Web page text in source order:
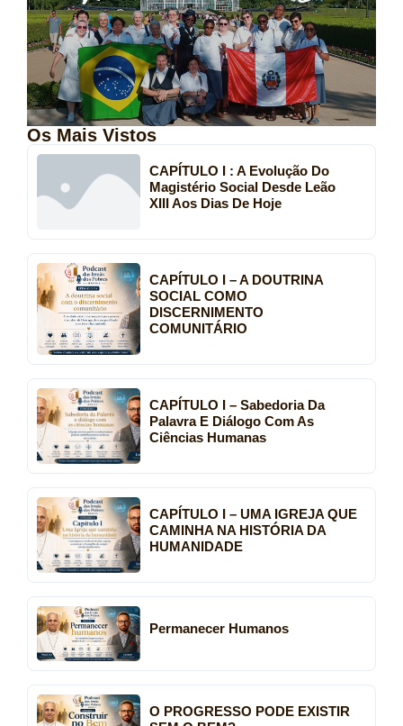
Os Mais Vistos
CAPÍTULO I : A Evolução Do
Magistério Social Desde Leão
XIII Aos Dias De Hoje
CAPÍTULO I – A DOUTRINA
SOCIAL COMO
DISCERNIMENTO
COMUNITÁRIO
CAPÍTULO I – Sabedoria Da
Palavra E Diálogo Com As
Ciências Humanas
CAPÍTULO I – UMA IGREJA QUE
CAMINHA NA HISTÓRIA DA
HUMANIDADE
Permanecer Humanos
O PROGRESSO PODE EXISTIR